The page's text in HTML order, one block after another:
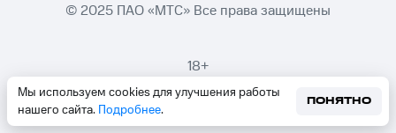
Мы используем cookies для улучшения работы
нашего сайта. Подробнее.
ПОНЯТНО
© 2025 ПАО «МТС» Все права защищены
18+